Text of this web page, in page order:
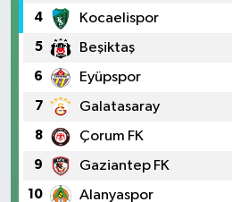
4 Kocaelispor
5 Beşiktaş
6 Eyüpspor
7 Galatasaray
8 Çorum FK
9 Gaziantep FK
10 Alanyaspor